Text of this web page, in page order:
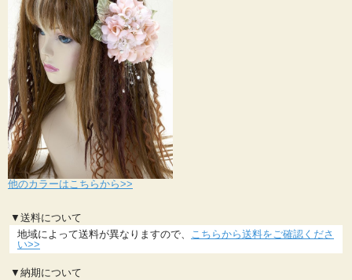
他のカラーはこちらから>>
▼送料について
地域によって送料が異なりますので、 こちらから送料をご確認くださ
い>>
▼納期について